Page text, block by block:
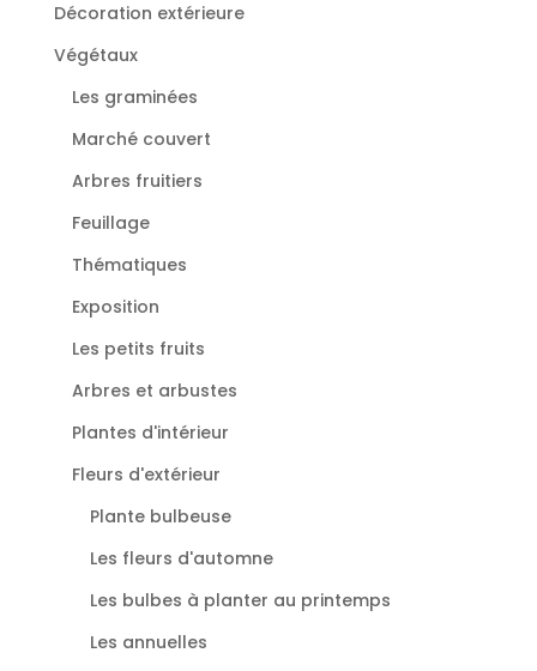
Décoration extérieure
Végétaux
Les graminées
Marché couvert
Arbres fruitiers
Feuillage
Thématiques
Exposition
Les petits fruits
Arbres et arbustes
Plantes d'intérieur
Fleurs d'extérieur
Plante bulbeuse
Les fleurs d'automne
Les bulbes à planter au printemps
Les annuelles